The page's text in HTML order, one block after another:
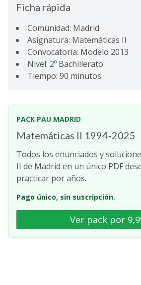
Ficha rápida
Comunidad: Madrid
Asignatura: Matemáticas II
Convocatoria: Modelo 2013
Nivel: 2º Bachillerato
Tiempo: 90 minutos
PACK PAU MADRID
Matemáticas II 1994-2025
Todos los enunciados y
II de Madrid en un único PDF
practicar por años.
Pago único, sin suscripción.
Ver pack por